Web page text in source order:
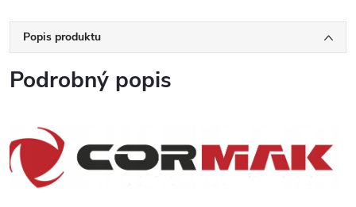
Popis produktu
Podrobný popis